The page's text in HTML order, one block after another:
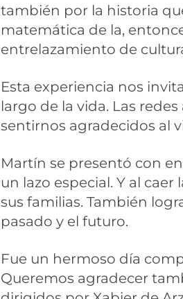
también por la historia
matemática de la,
entrelazamiento de
Esta experiencia nos
largo de la vida. Las
sentirnos agradecidos al
Martín se presentó con
un lazo especial. Y al
sus familias. También
pasado y el futuro.
Fue un hermoso día
Queremos agradecer